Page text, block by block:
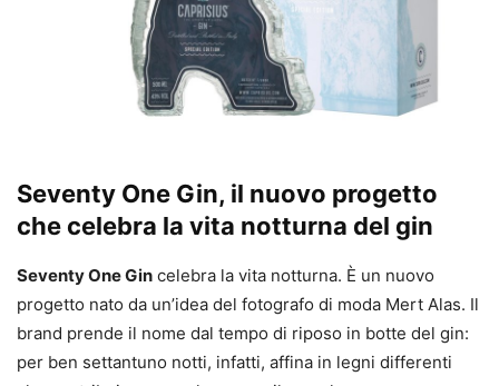
Seventy One Gin, il nuovo progetto
che celebra la vita notturna del gin
Seventy One Gin celebra la vita notturna. È un nuovo
progetto nato da un’idea del fotografo di moda Mert Alas. Il
brand prende il nome dal tempo di riposo in botte del gin:
per ben settantuno notti, infatti, affina in legni differenti